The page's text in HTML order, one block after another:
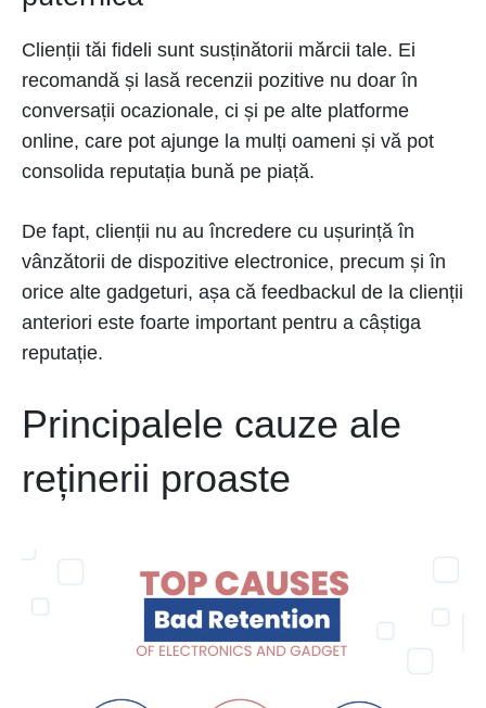
Clienții tăi fideli sunt susținătorii mărcii tale. Ei
recomandă și lasă recenzii pozitive nu doar în
conversații ocazionale, ci și pe alte platforme
online, care pot ajunge la mulți oameni și vă pot
consolida reputația bună pe piață.
De fapt, clienții nu au încredere cu ușurință în
vânzătorii de dispozitive electronice, precum și în
orice alte gadgeturi, așa că feedbackul de la clienții
anteriori este foarte important pentru a câștiga
reputație.
Principalele cauze ale
reținerii proaste